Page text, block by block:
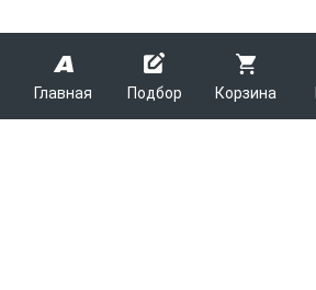
Главная Подбор Корзина